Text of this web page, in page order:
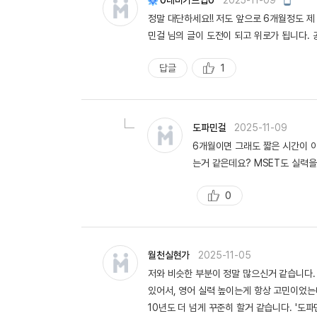
일
작
정말 대단하세요!! 저도 앞으로 6개월정도
민걸 님의 글이 도전이 되고 위로가 됩니다.
답글
추
천
1
도파민걸
2025-11-09
6개월이면 그래도 짧은 시간이
는거 같은데요? MSET도 실력
추
천
0
월천실현가
2025-11-05
저와 비슷한 부분이 정말 많으신거 같습니
있어서, 영어 실력 높이는게 항상 고민이었
10년도 더 넘게 꾸준히 할거 같습니다. '도